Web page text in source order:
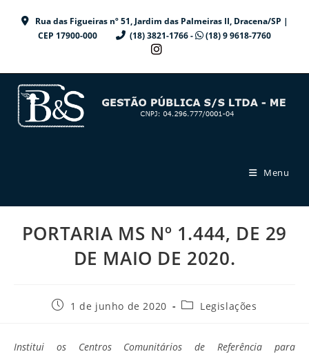
Rua das Figueiras nº 51, Jardim das Palmeiras II, Dracena/SP |
CEP 17900-000
(18) 3821-1766 - (18) 9 9618-7760
Menu
PORTARIA MS Nº 1.444, DE 29
DE MAIO DE 2020.
Post1 de junho de 2020
Categoria
Legislações
Institui os Centros Comunitários de Referência para